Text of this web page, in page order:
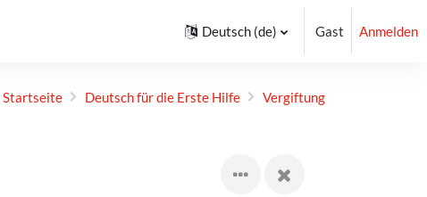
Deutsch ‎(de)‎ Gast Anmelden
Startseite Deutsch für die Erste Hilfe Vergiftung